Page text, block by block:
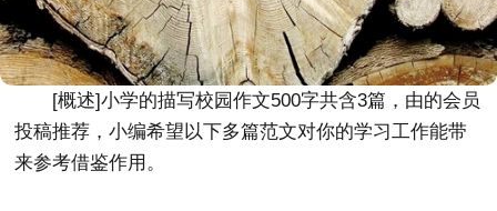
[概述]小学的描写校园作文500字共含3篇，由的会员
投稿推荐，小编希望以下多篇范文对你的学习工作能带
来参考借鉴作用。